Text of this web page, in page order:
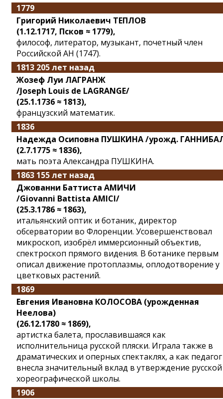
1779
Григорий Николаевич ТЕПЛОВ
(1.12.1717, Псков ≈ 1779),
философ, литератор, музыкант, почетный член
Российской АН (1747).
1813 205 лет назад
Жозеф Луи ЛАГРАНЖ
/Joseph Louis de LAGRANGE/
(25.1.1736 ≈ 1813),
французский математик.
1836
Надежда Осиповна ПУШКИНА /урожд.
(2.7.1775 ≈ 1836),
мать поэта Александра ПУШКИНА.
1863 155 лет назад
Джованни Баттиста АМИЧИ
/Giovanni Battista AMICI/
(25.3.1786 ≈ 1863),
итальянский оптик и ботаник, директор
обсерватории во Флоренции. Усовершенствовал
микроскоп, изобрёл иммерсионный объектив,
спектроскоп прямого видения. В ботанике первым
описал движение протоплазмы, оплодотворение у
цветковых растений.
1869
Евгения Ивановна КОЛОСОВА (урожденная
Неелова)
(26.12.1780 ≈ 1869),
артистка балета, прославившаяся как
исполнительница русской пляски. Играла также в
драматических и оперных спектаклях, а как педагог
внесла значительный вклад в утверждение русской
хореографической школы.
1906